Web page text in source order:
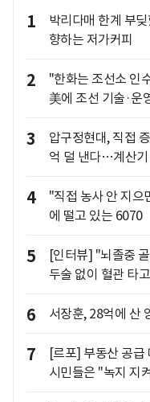
1
박리다매 한계 부
향하는 저가커피
2
"한화는 조선소 인
美에 조선 기술·운
3
압구정현대, 직접
억 덜 낸다…계산기
4
"직접 농사 안 지
에 떨고 있는 6070
5
[인터뷰] "뇌졸중
두술 없이 혈관 타
6 서장훈, 28억에 산
7
[르포] 부동산 공
시민들은 "녹지 지